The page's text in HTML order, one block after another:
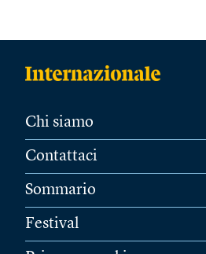
Chi siamo
Contattaci
Sommario
Festival